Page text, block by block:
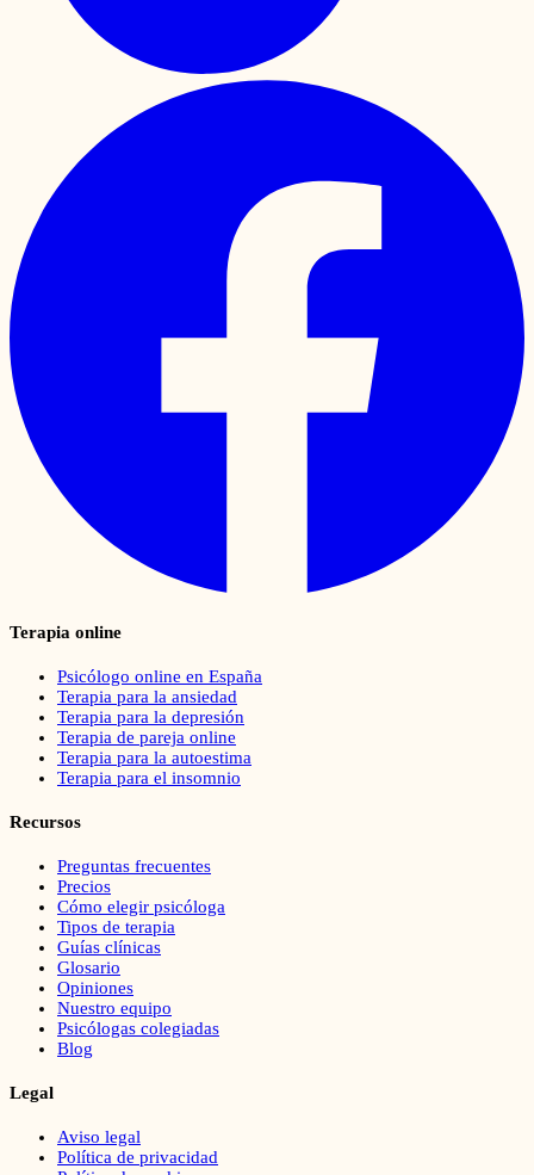
Terapia online
Psicólogo online en España
Terapia para la ansiedad
Terapia para la depresión
Terapia de pareja online
Terapia para la autoestima
Terapia para el insomnio
Recursos
Preguntas frecuentes
Precios
Cómo elegir psicóloga
Tipos de terapia
Guías clínicas
Glosario
Opiniones
Nuestro equipo
Psicólogas colegiadas
Blog
Legal
Aviso legal
Política de privacidad